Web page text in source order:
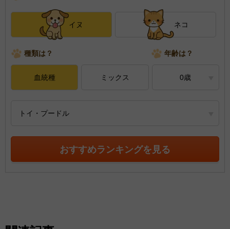
イヌ ネコ
種類は？ 年齢は？
血統種 ミックス 0歳
トイ・プードル
おすすめランキングを見る